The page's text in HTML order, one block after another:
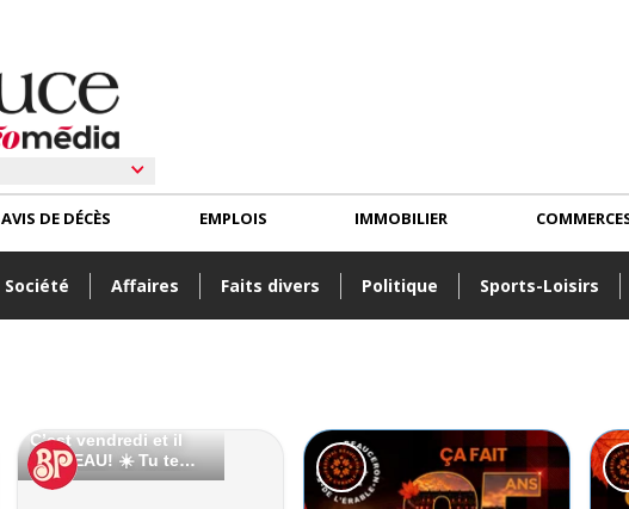
Société Affaires Faits divers Politique Sports-Loisirs
AVIS DE DÉCÈS EMPLOIS IMMOBILIER